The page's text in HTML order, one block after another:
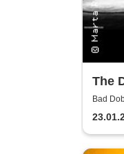
The
Bad